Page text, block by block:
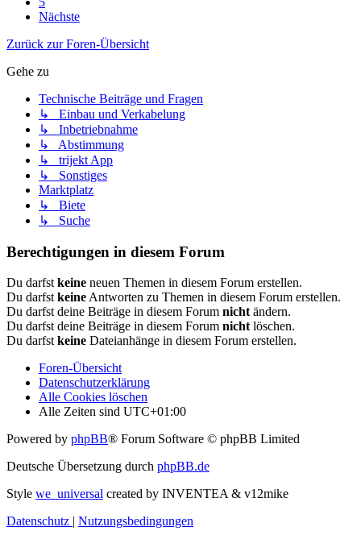
Nächste
Zurück zur Foren-Übersicht
Gehe zu
Technische Beiträge und Fragen
↳ Einbau und Verkabelung
↳ Inbetriebnahme
↳ Abstimmung
↳ trijekt App
↳ Sonstiges
Marktplatz
↳ Biete
↳ Suche
Berechtigungen in diesem Forum
Du darfst keine neuen Themen in diesem Forum erstellen.
Du darfst keine Antworten zu Themen in diesem Forum erstellen.
Du darfst deine Beiträge in diesem Forum nicht ändern.
Du darfst deine Beiträge in diesem Forum nicht löschen.
Du darfst keine Dateianhänge in diesem Forum erstellen.
Foren-Übersicht
Datenschutzerklärung
Alle Cookies löschen
Alle Zeiten sind UTC+01:00
Powered by phpBB® Forum Software © phpBB Limited
Deutsche Übersetzung durch phpBB.de
Style we_universal created by INVENTEA & v12mike
Datenschutz | Nutzungsbedingungen